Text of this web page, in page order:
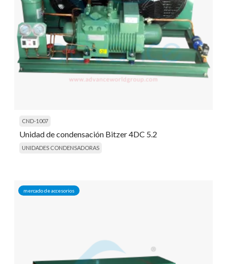
CND-1007
Unidad de condensación Bitzer 4DC 5.2
UNIDADES CONDENSADORAS
mercado de accesorios